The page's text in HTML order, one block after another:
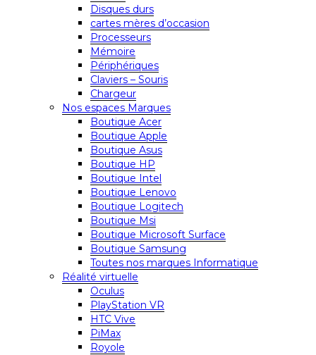
Disques durs
cartes mères d’occasion
Processeurs
Mémoire
Périphériques
Claviers – Souris
Chargeur
Nos espaces Marques
Boutique Acer
Boutique Apple
Boutique Asus
Boutique HP
Boutique Intel
Boutique Lenovo
Boutique Logitech
Boutique Msi
Boutique Microsoft Surface
Boutique Samsung
Toutes nos marques Informatique
Réalité virtuelle
Oculus
PlayStation VR
HTC Vive
PiMax
Royole